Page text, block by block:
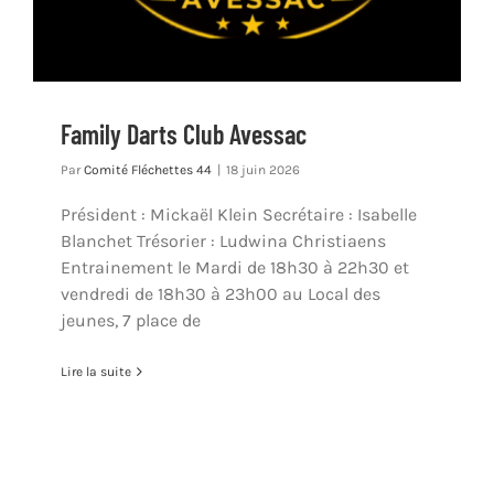
Family Darts Club Avessac
ParComité Fléchettes 44 | 18 juin 2026
Président : Mickaël Klein Secrétaire : Isabelle
Blanchet Trésorier : Ludwina Christiaens
Entrainement le Mardi de 18h30 à 22h30 et
vendredi de 18h30 à 23h00 au Local des
jeunes, 7 place de
Lire la suite